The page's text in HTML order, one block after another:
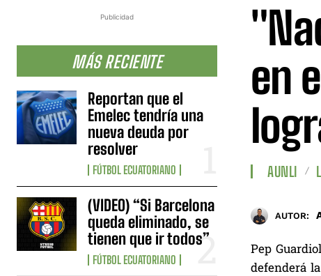
Publicidad
MÁS RECIENTE
Reportan que el
Emelec tendría una
nueva deuda por
resolver
FÚTBOL ECUATORIANO
(VIDEO) “Si Barcelona
queda eliminado, se
tienen que ir todos”
FÚTBOL ECUATORIANO
en
AUNLI
AUTOR:
Pep
defenderá